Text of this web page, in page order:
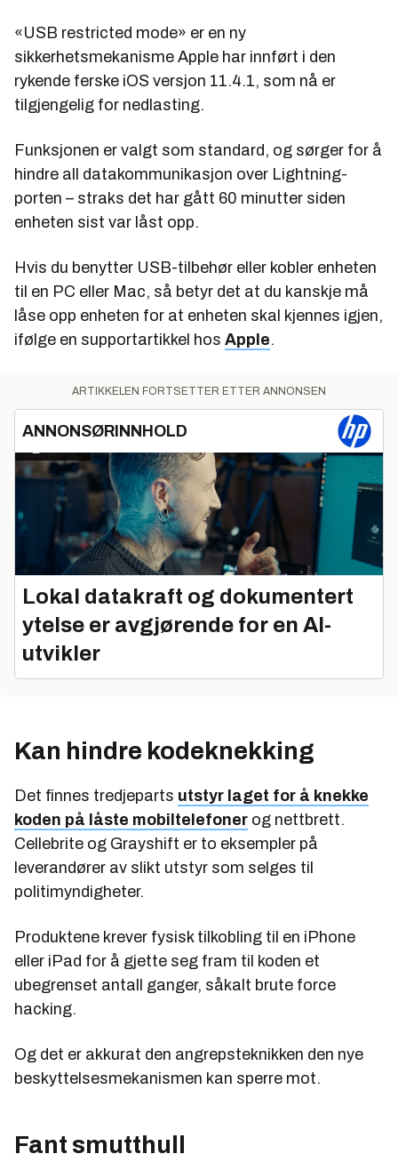
«USB restricted mode» er en ny
sikkerhetsmekanisme Apple har innført i den
rykende ferske iOS versjon 11.4.1, som nå er
tilgjengelig for nedlasting.
Funksjonen er valgt som standard, og sørger for å
hindre all datakommunikasjon over Lightning-
porten – straks det har gått 60 minutter siden
enheten sist var låst opp.
Hvis du benytter USB-tilbehør eller kobler enheten
til en PC eller Mac, så betyr det at du kanskje må
låse opp enheten for at enheten skal kjennes igjen,
ifølge en supportartikkel hos Apple.
ARTIKKELEN FORTSETTER ETTER ANNONSEN
ANNONSØRINNHOLD
Lokal datakraft og dokumentert
ytelse er avgjørende for en AI-
utvikler
Kan hindre kodeknekking
Det finnes tredjeparts utstyr laget for å knekke
koden på låste mobiltelefoner og nettbrett.
Cellebrite og Grayshift er to eksempler på
leverandører av slikt utstyr som selges til
politimyndigheter.
Produktene krever fysisk tilkobling til en iPhone
eller iPad for å gjette seg fram til koden et
ubegrenset antall ganger, såkalt brute force
hacking.
Og det er akkurat den angrepsteknikken den nye
beskyttelsesmekanismen kan sperre mot.
Fant smutthull